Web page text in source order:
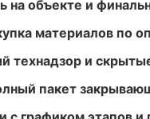
на объекте и
материалов по
технадзор и
пакет